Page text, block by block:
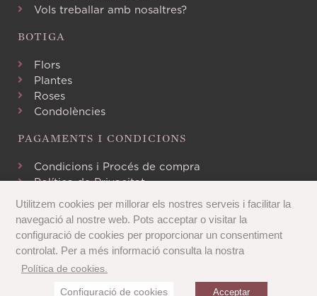
Vols treballar amb nosaltres?
BOTIGA
Flors
Plantes
Roses
Condolències
PAGAMENTS I CONDICIONS
Condicions i Procés de compra
Política de Privacitat
Política de Cookies
Copyright 2020 © Tots els drets reservats
Utilitzem cookies per millorar els nostres serveis i facilitar la
navegació al nostre web. Pots acceptar o visitar la
configuració de cookies per proporcionar un consentiment
controlat. Per a més informació consulta la nostra
Política de cookies.
Configuració de cookies Acceptar